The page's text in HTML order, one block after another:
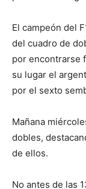
El campeón del
del cuadro de
por encontrarse
su lugar el
por el sexto
Mañana
dobles,
de ellos.
No antes de las